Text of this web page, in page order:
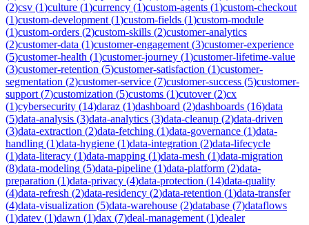
(2)csv (1)culture (1)currency (1)custom-agents (1)custom-checkout
(1)custom-development (1)custom-fields (1)custom-module
(1)custom-orders (2)custom-skills (2)customer-analytics
(2)customer-data (1)customer-engagement (3)customer-experience
(5)customer-health (1)customer-journey (1)customer-lifetime-value
(3)customer-retention (5)customer-satisfaction (1)customer-
segmentation (2)customer-service (7)customer-success (5)customer-
support (7)customization (5)customs (1)cutover(2)cx
(1)cybersecurity (14)daraz (1)dashboard (2)dashboards (16)data
(5)data-analysis (3)data-analytics (3)data-cleanup (2)data-driven
(3)data-extraction (2)data-fetching (1)data-governance (1)data-
handling (1)data-hygiene (1)data-integration (2)data-lifecycle
(1)data-literacy (1)data-mapping (1)data-mesh (1)data-migration
(8)data-modeling (5)data-pipeline (1)data-platform (2)data-
preparation (1)data-privacy (4)data-protection (14)data-quality
(4)data-refresh (2)data-residency (2)data-retention (1)data-transfer
(4)data-visualization (5)data-warehouse (2)database (7)dataflows
(1)datev (1)dawn (1)dax (7)deal-management (1)dealer